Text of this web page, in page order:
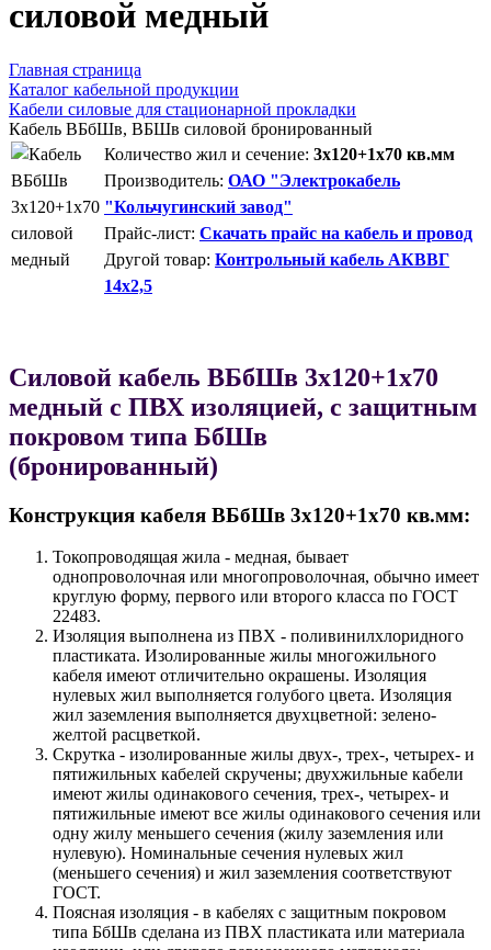
силовой медный
Главная страница
Каталог кабельной продукции
Кабели силовые для стационарной прокладки
Кабель ВБбШв, ВБШв силовой бронированный
Количество жил и сечение: 3х120+1х70 кв.мм
Производитель: ОАО "Электрокабель
"Кольчугинский завод"
Прайс-лист: Скачать прайс на кабель и провод
Другой товар: Контрольный кабель АКВВГ
14х2,5
Силовой кабель ВБбШв 3х120+1х70
медный с ПВХ изоляцией, с защитным
покровом типа БбШв
(бронированный)
Конструкция кабеля ВБбШв 3х120+1х70 кв.мм:
Токопроводящая жила - медная, бывает
однопроволочная или многопроволочная, обычно имеет
круглую форму, первого или второго класса по ГОСТ
22483.
Изоляция выполнена из ПВХ - поливинилхлоридного
пластиката. Изолированные жилы многожильного
кабеля имеют отличительно окрашены. Изоляция
нулевых жил выполняется голубого цвета. Изоляция
жил заземления выполняется двухцветной: зелено-
желтой расцветкой.
Скрутка - изолированные жилы двух-, трех-, четырех- и
пятижильных кабелей скручены; двухжильные кабели
имеют жилы одинакового сечения, трех-, четырех- и
пятижильные имеют все жилы одинакового сечения или
одну жилу меньшего сечения (жилу заземления или
нулевую). Номинальные сечения нулевых жил
(меньшего сечения) и жил заземления соответствуют
ГОСТ.
Поясная изоляция - в кабелях с защитным покровом
типа БбШв сделана из ПВХ пластиката или материала